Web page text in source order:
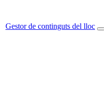
Gestor de continguts del lloc